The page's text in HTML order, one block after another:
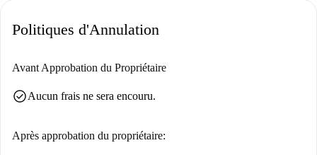
supplémentaire.
1) Contactez-nous via cette annonce.
2) Consultez votre boîte mail dans les 60 minutes. Vous recevrez le
Politiques d'Annulation
Avant Approbation du Propriétaire
check_circleAucun frais ne sera encouru.
Après approbation du propriétaire: